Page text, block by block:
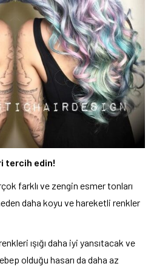
tercih edin!
farklı ve zengin esmer tonları
daha koyu ve hareketli renkler
ışığı daha iyi yansıtacak ve
olduğu hasarı da daha az